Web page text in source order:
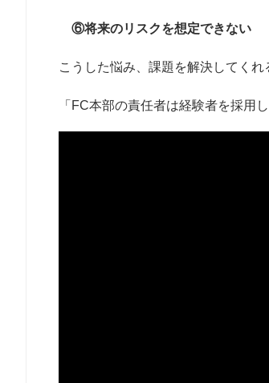
⑥将来のリスクを想定できない
こうした悩み、課題を解決してく
「FC本部の責任者は経験者を採用